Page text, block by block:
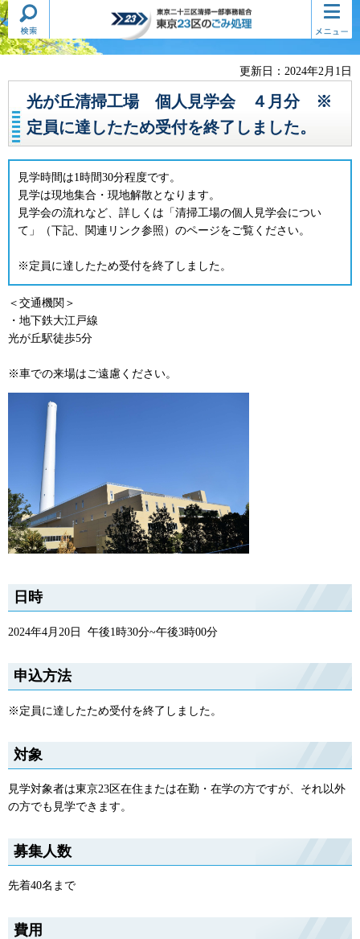
東京二十三区清掃一部事務組合
東京23区のごみ処理
検索・
共通メ
ニュー
コンテ
ンツメ
ニュー
更新日：2024年2月1日
光が丘清掃工場 個人見学会 ４月分 ※
定員に達したため受付を終了しました。
見学時間は1時間30分程度です。
見学は現地集合・現地解散となります。
見学会の流れなど、詳しくは「清掃工場の個人見学会につい
て」（下記、関連リンク参照）のページをご覧ください。
※定員に達したため受付を終了しました。
＜交通機関＞
・地下鉄大江戸線
光が丘駅徒歩5分
※車での来場はご遠慮ください。
日時
2024年4月20日 午後1時30分~午後3時00分
申込方法
※定員に達したため受付を終了しました。
対象
見学対象者は東京23区在住または在勤・在学の方ですが、それ以外
の方でも見学できます。
募集人数
先着40名まで
費用